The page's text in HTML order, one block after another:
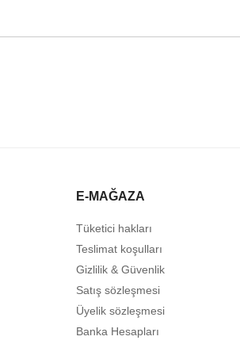
E-MAĞAZA
Tüketici hakları
Teslimat koşulları
Gizlilik & Güvenlik
Satış sözleşmesi
Üyelik sözleşmesi
Banka Hesapları